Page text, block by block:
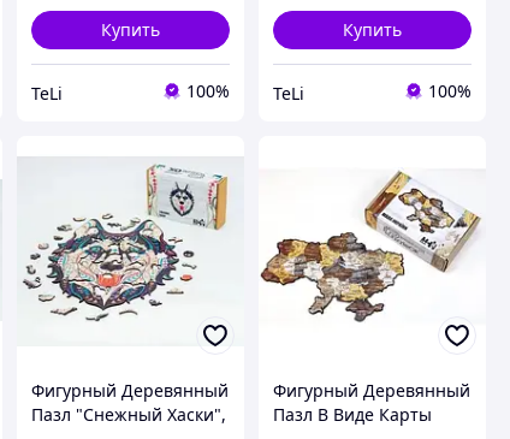
Купить
TeLi 100%
Купить
TeLi 100%
Фигурный Деревянный
Пазл "Снежный Хаски",
Фигурный Деревянный
Пазл В Виде Карты